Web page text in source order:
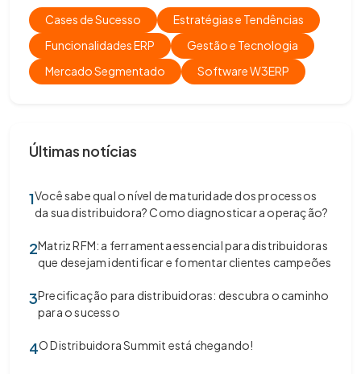
Cases de Sucesso
Estratégias e Tendências
Funcionalidades ERP
Gestão e Tecnologia
Mercado Segmentado
Software W3ERP
Últimas notícias
1Você sabe qual o nível de maturidade dos processos
da sua distribuidora? Como diagnosticar a operação?
2Matriz RFM: a ferramenta essencial para distribuidoras
que desejam identificar e fomentar clientes campeões
3Precificação para distribuidoras: descubra o caminho
para o sucesso
4O Distribuidora Summit está chegando!